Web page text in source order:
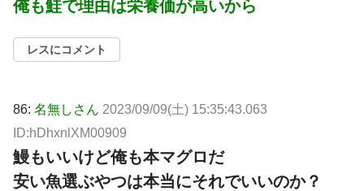
俺も鮭で理由は栄養価が高いから
レスにコメント
86: 名無しさん 2023/09/09(土) 15:35:43.063
ID:hDhxnlXM00909
鰻もいいけど俺も本マグロだ
安い魚選ぶやつは本当にそれでいいのか？